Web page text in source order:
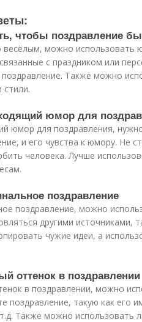
чтобы поздравление
можно использовать
с праздником или
Также можно
юмор для
юмор для поздравления,
и его чувства к юмору. Не
человека. Лучше
поздравление
поздравление, можно
другими источниками,
чужие идеи, а
оттенок в поздравлении
в поздравлении, можно
поздравление, такую как его
Также можно использовать